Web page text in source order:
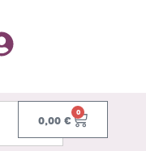
0,00 €
0